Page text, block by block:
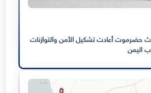
حضرموت أعادت تشكيل الأمن والتوازنات
اليمن